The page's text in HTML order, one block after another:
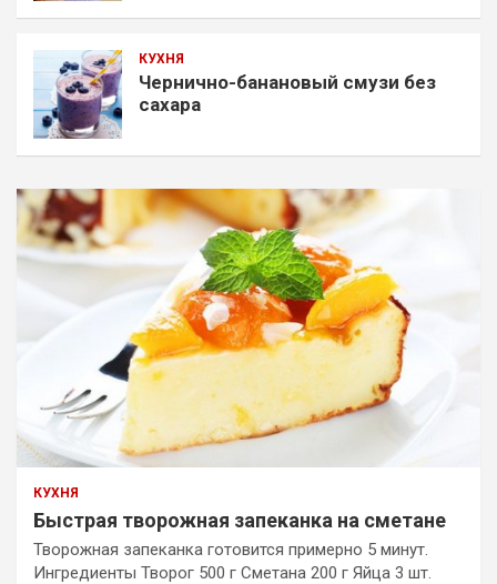
КУХНЯ
Чернично-банановый смузи без
сахара
КУХНЯ
Быстрая творожная запеканка на сметане
Творожная запеканка готовится примерно 5 минут.
Ингредиенты Творог 500 г Сметана 200 г Яйца 3 шт.